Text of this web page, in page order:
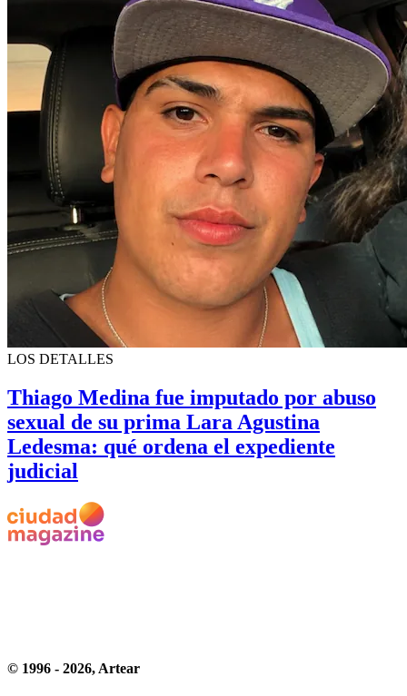
LOS DETALLES
Thiago Medina fue imputado por abuso
sexual de su prima Lara Agustina
Ledesma: qué ordena el expediente
judicial
© 1996 - 2026, Artear